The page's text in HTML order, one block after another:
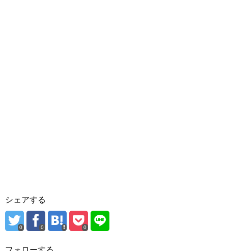
シェアする
0 0 0